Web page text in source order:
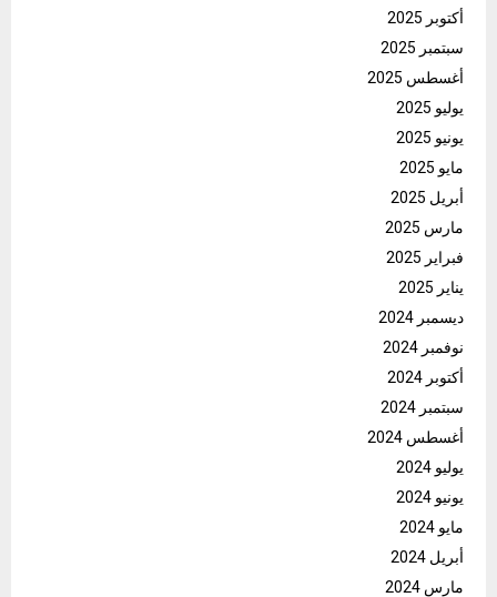
أكتوبر 2025
سبتمبر 2025
أغسطس 2025
يوليو 2025
يونيو 2025
مايو 2025
أبريل 2025
مارس 2025
فبراير 2025
يناير 2025
ديسمبر 2024
نوفمبر 2024
أكتوبر 2024
سبتمبر 2024
أغسطس 2024
يوليو 2024
يونيو 2024
مايو 2024
أبريل 2024
مارس 2024